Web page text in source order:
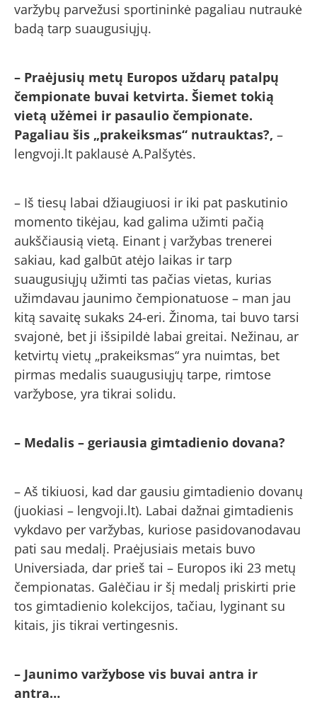
varžybų parvežusi sportininkė pagaliau nutraukė
badą tarp suaugusiųjų.
– Praėjusių metų Europos uždarų patalpų
čempionate buvai ketvirta. Šiemet tokią
vietą užėmei ir pasaulio čempionate.
Pagaliau šis „prakeiksmas“ nutrauktas?, –
lengvoji.lt paklausė A.Palšytės.
– Iš tiesų labai džiaugiuosi ir iki pat paskutinio
momento tikėjau, kad galima užimti pačią
aukščiausią vietą. Einant į varžybas trenerei
sakiau, kad galbūt atėjo laikas ir tarp
suaugusiųjų užimti tas pačias vietas, kurias
užimdavau jaunimo čempionatuose – man jau
kitą savaitę sukaks 24-eri. Žinoma, tai buvo tarsi
svajonė, bet ji išsipildė labai greitai. Nežinau, ar
ketvirtų vietų „prakeiksmas“ yra nuimtas, bet
pirmas medalis suaugusiųjų tarpe, rimtose
varžybose, yra tikrai solidu.
– Medalis – geriausia gimtadienio dovana?
– Aš tikiuosi, kad dar gausiu gimtadienio dovanų
(juokiasi – lengvoji.lt). Labai dažnai gimtadienis
vykdavo per varžybas, kuriose pasidovanodavau
pati sau medalį. Praėjusiais metais buvo
Universiada, dar prieš tai – Europos iki 23 metų
čempionatas. Galėčiau ir šį medalį priskirti prie
tos gimtadienio kolekcijos, tačiau, lyginant su
kitais, jis tikrai vertingesnis.
– Jaunimo varžybose vis buvai antra ir
antra…